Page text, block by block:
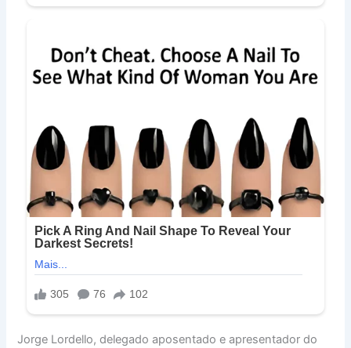
Jorge Lordello, delegado aposentado e apresentador do